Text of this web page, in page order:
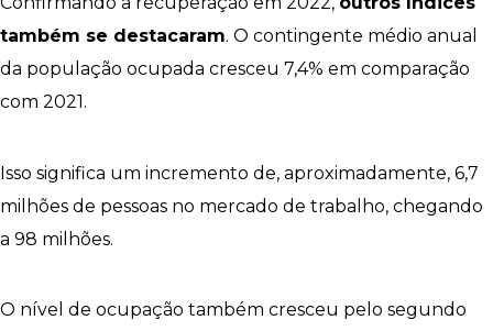
também se destacaram. O contingente médio anual
da população ocupada cresceu 7,4% em comparação
com 2021.
Isso significa um incremento de, aproximadamente, 6,7
milhões de pessoas no mercado de trabalho, chegando
a 98 milhões.
O nível de ocupação também cresceu pelo segundo